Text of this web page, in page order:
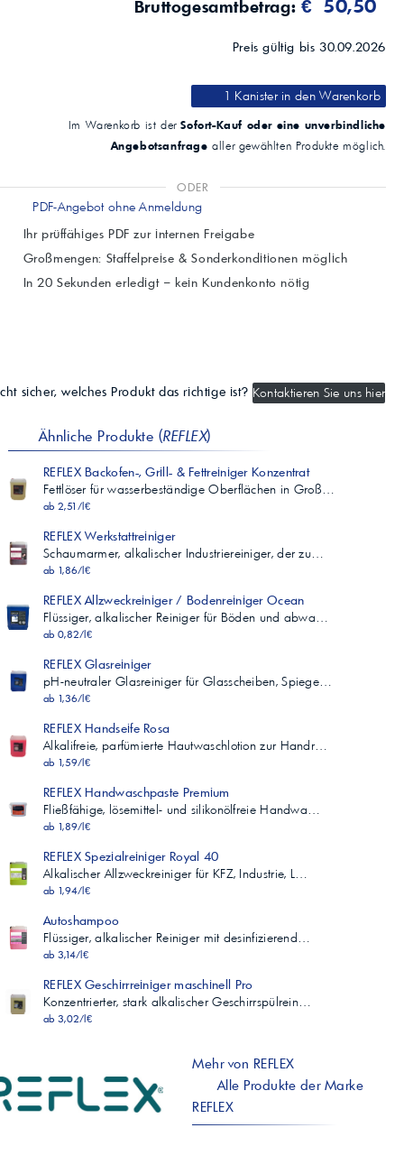
Bruttogesamtbetrag: € 50,50
Preis gültig bis 30.09.2026
1 Kanisterin den Warenkorb
Im Warenkorb ist derSofort-Kauf oder eine unverbindliche
Angebotsanfrage aller gewählten Produkte möglich.
ODER
PDF-Angebot ohne Anmeldung
Ihr prüffähiges PDF zur internen Freigabe
Großmengen: Staffelpreise & Sonderkonditionen möglich
In 20 Sekunden erledigt – kein Kundenkonto nötig
sicher, welches Produkt das richtige ist? Kontaktieren Sie uns hier
Ähnliche Produkte (REFLEX)
REFLEX Backofen-, Grill- & Fettreiniger Konzentrat
Fettlöser für wasserbeständige Oberflächen in Groß…
ab 2,51/l€
REFLEX Werkstattreiniger
Schaumarmer, alkalischer Industriereiniger, der zu…
ab 1,86/l€
REFLEX Allzweckreiniger / Bodenreiniger Ocean
Flüssiger, alkalischer Reiniger für Böden und abwa…
ab 0,82/l€
REFLEX Glasreiniger
pH-neutraler Glasreiniger für Glasscheiben, Spiege…
ab 1,36/l€
REFLEX Handseife Rosa
Alkalifreie, parfümierte Hautwaschlotion zur Handr…
ab 1,59/l€
REFLEX Handwaschpaste Premium
Fließfähige, lösemittel- und silikonölfreie Handwa…
ab 1,89/l€
REFLEX Spezialreiniger Royal 40
Alkalischer Allzweckreiniger für KFZ, Industrie, L…
ab 1,94/l€
Autoshampoo
Flüssiger, alkalischer Reiniger mit desinfizierend…
ab 3,14/l€
REFLEX Geschirrreiniger maschinell Pro
Konzentrierter, stark alkalischer Geschirrspülrein…
ab 3,02/l€
Mehr von REFLEX
Alle Produkte der Marke
REFLEX